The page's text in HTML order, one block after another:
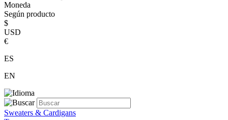
Moneda
Según producto
$
USD
€
ES
EN
Sweaters & Cardigans